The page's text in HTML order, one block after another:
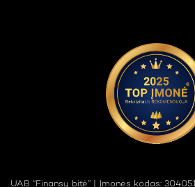
UAB “Finansų bitė” | Įmonės kodas: